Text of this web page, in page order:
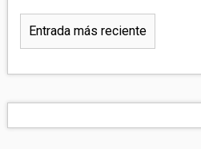
Entrada más reciente